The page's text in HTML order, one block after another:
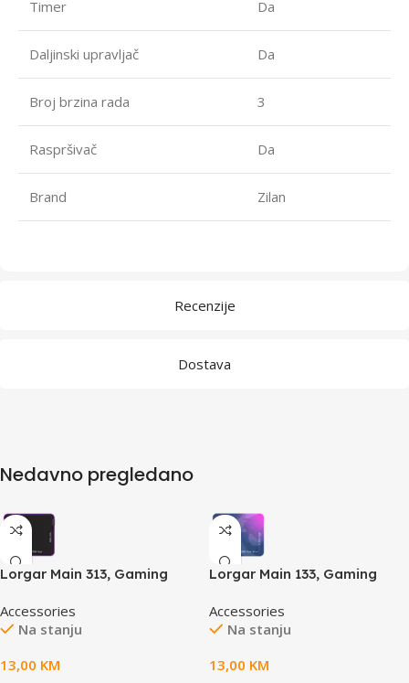
Recenzije
Dostava
Timer Da
Daljinski upravljač Da
Broj brzina rada 3
Raspršivač Da
Brand Zilan
Nedavno pregledano
Lorgar Main 313, Gaming
surface, Purple anti-slip
rubber base, size: 360mm x
0.195kg
Accessories
Na stanju
13,00 KM
Lorgar Main 133, Gaming
surface, Purple anti-slip
rubber base, size: 360mm x
Accessories
Na stanju
13,00 KM